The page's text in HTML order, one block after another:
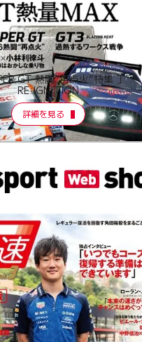
GT 熱闘“再点火”特集 ］
RE:IGNITION
詳細を見る